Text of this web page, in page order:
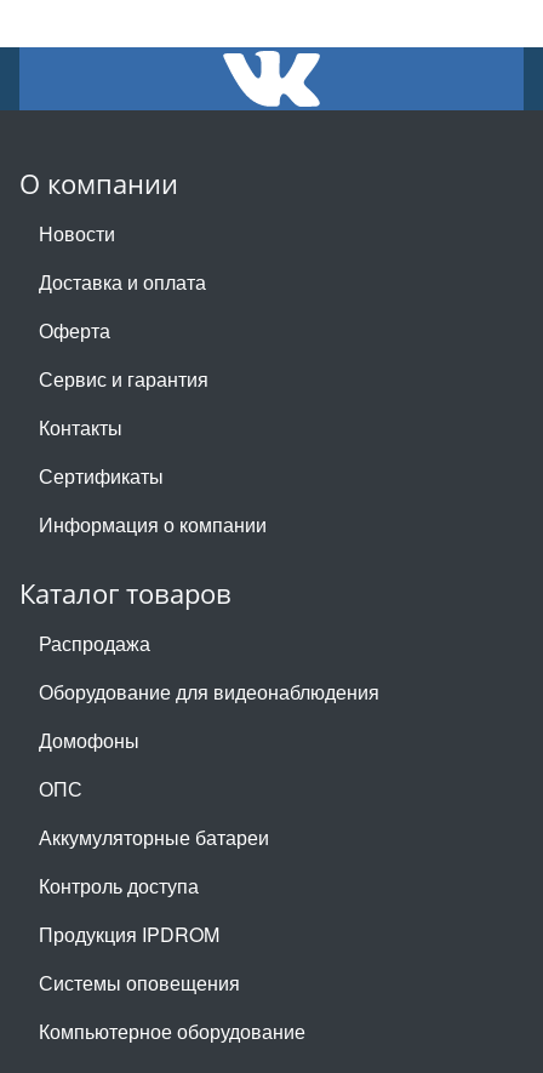
О компании
Новости
Доставка и оплата
Оферта
Сервис и гарантия
Контакты
Сертификаты
Информация о компании
Каталог товаров
Распродажа
Оборудование для видеонаблюдения
Домофоны
ОПС
Аккумуляторные батареи
Контроль доступа
Продукция IPDROM
Системы оповещения
Компьютерное оборудование